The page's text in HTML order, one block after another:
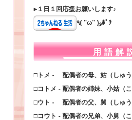
▸１日１回応援お願いします♪
٩( ''ω'' )وﾎﾟﾁ
用語解
□トメ - 配偶者の母、姑（しゅう
□コトメ - 配偶者の姉妹、小姑（こ
□ウト - 配偶者の父、舅（しゅう
□コウト - 配偶者の兄弟、小舅（こ